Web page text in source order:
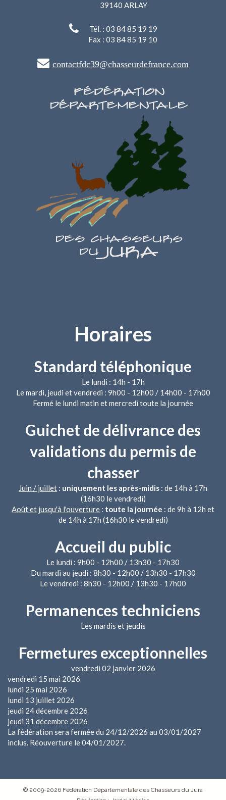
39140 ARLAY
Tél. : 03 84 85 19 19
Fax : 03 84 85 19 10
contactfdc39@chasseurdefrance.com
Horaires
Standard téléphonique
Le lundi : 14h - 17h
Le mardi, jeudi et vendredi : 9h00 - 12h00 / 14h00 - 17h00
Fermé le lundi matin et mercredi toute la journée
Guichet de délivrance des
validations du permis de
chasser
Juin / juillet : uniquement les après-midis : de 14h à 17h
(16h30 le vendredi)
Août et jusqu'à l'ouverture : toute la journée : de 9h à 12h et
de 14h à 17h (16h30 le vendredi)
Accueil du public
Le lundi : 9h00 - 12h00 / 13h30 - 17h30
Du mardi au jeudi : 8h30 - 12h00 / 13h30 - 17h30
Le vendredi : 8h30 - 12h00 / 13h30 - 17h00
Permanences techniciens
Les mardis et jeudis
Fermetures exceptionnelles
vendredi 02 janvier 2026
vendredi 15 mai 2026
lundi 25 mai 2026
lundi 13 juillet 2026
jeudi 24 décembre 2026
jeudi 31 décembre 2026
La fédération sera fermée du 24/12/2026 au 03/01/2027
inclus. Réouverture le 04/01/2027.
© 2009-2026 Fédération Départementale des Chasseurs du Jura